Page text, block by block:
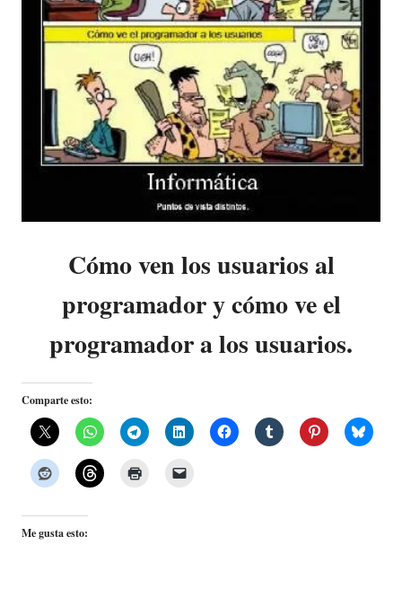
Cómo ven los usuarios al
programador y cómo ve el
programador a los usuarios.
Comparte esto:
Me gusta esto: